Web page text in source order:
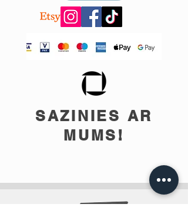
SAZINIES AR
MUMS!